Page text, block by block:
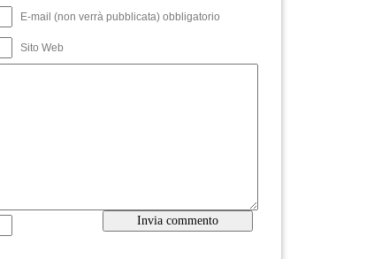
E-mail (non verrà pubblicata) obbligatorio
Sito Web